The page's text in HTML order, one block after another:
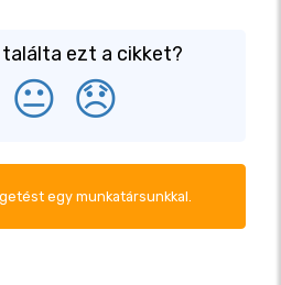
találta ezt a cikket?
😐 😞
egy munkatársunkkal.